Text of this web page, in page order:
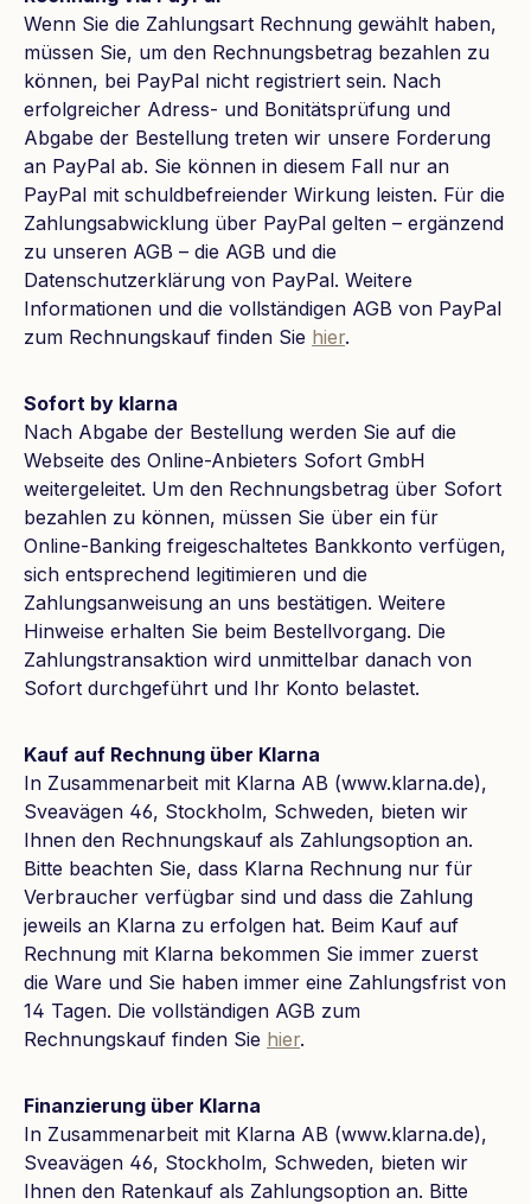
Wenn Sie die Zahlungsart Rechnung gewählt haben,
müssen Sie, um den Rechnungsbetrag bezahlen zu
können, bei PayPal nicht registriert sein. Nach
erfolgreicher Adress- und Bonitätsprüfung und
Abgabe der Bestellung treten wir unsere Forderung
an PayPal ab. Sie können in diesem Fall nur an
PayPal mit schuldbefreiender Wirkung leisten. Für die
Zahlungsabwicklung über PayPal gelten – ergänzend
zu unseren AGB – die AGB und die
Datenschutzerklärung von PayPal. Weitere
Informationen und die vollständigen AGB von PayPal
zum Rechnungskauf finden Sie hier.
Sofort by klarna
Nach Abgabe der Bestellung werden Sie auf die
Webseite des Online-Anbieters Sofort GmbH
weitergeleitet. Um den Rechnungsbetrag über Sofort
bezahlen zu können, müssen Sie über ein für
Online-Banking freigeschaltetes Bankkonto verfügen,
sich entsprechend legitimieren und die
Zahlungsanweisung an uns bestätigen. Weitere
Hinweise erhalten Sie beim Bestellvorgang. Die
Zahlungstransaktion wird unmittelbar danach von
Sofort durchgeführt und Ihr Konto belastet.
Kauf auf Rechnung über Klarna
In Zusammenarbeit mit Klarna AB (www.klarna.de),
Sveavägen 46, Stockholm, Schweden, bieten wir
Ihnen den Rechnungskauf als Zahlungsoption an.
Bitte beachten Sie, dass Klarna Rechnung nur für
Verbraucher verfügbar sind und dass die Zahlung
jeweils an Klarna zu erfolgen hat. Beim Kauf auf
Rechnung mit Klarna bekommen Sie immer zuerst
die Ware und Sie haben immer eine Zahlungsfrist von
14 Tagen. Die vollständigen AGB zum
Rechnungskauf finden Sie hier.
Finanzierung über Klarna
In Zusammenarbeit mit Klarna AB (www.klarna.de),
Sveavägen 46, Stockholm, Schweden, bieten wir
Ihnen den Ratenkauf als Zahlungsoption an. Bitte